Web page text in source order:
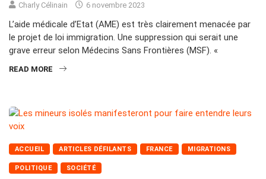
Charly Célinain 6 novembre 2023
L’aide médicale d’Etat (AME) est très clairement menacée par
le projet de loi immigration. Une suppression qui serait une
grave erreur selon Médecins Sans Frontières (MSF). «
READ MORE
ACCUEIL ARTICLES DÉFILANTS FRANCE MIGRATIONS
POLITIQUE SOCIÉTÉ